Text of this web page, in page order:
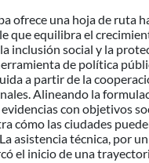
ofrece una hoja de ruta
que equilibra el
inclusión social y la
de política
a partir de la
Alineando la
con objetivos
cómo las ciudades
asistencia técnica, por
el inicio de una